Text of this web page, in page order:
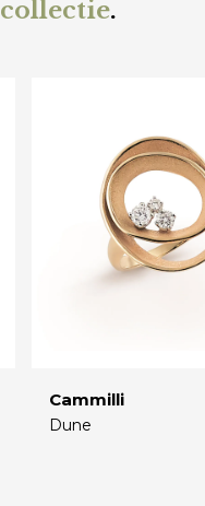
.
Cammilli
Dune